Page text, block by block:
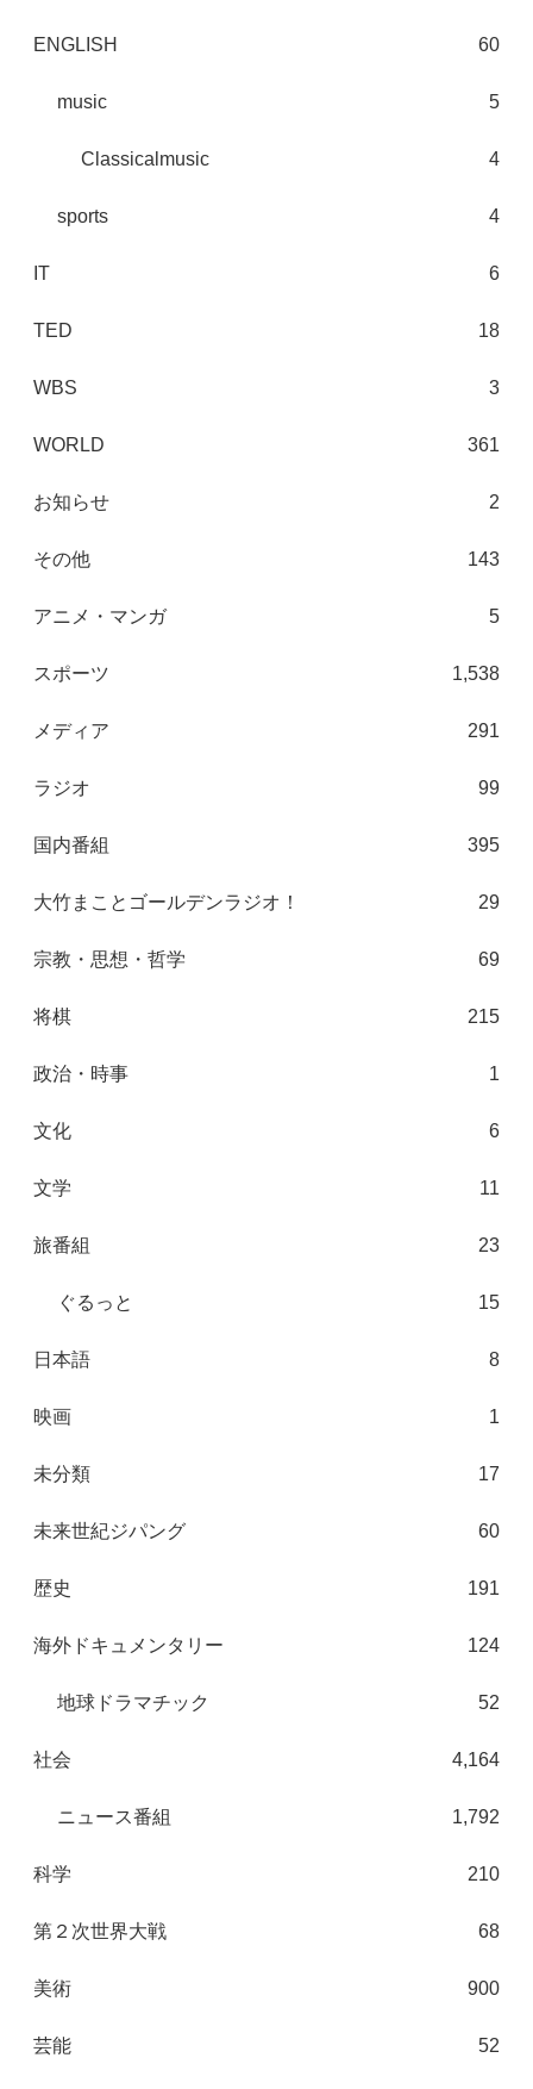
ENGLISH 60
music 5
Classicalmusic 4
sports 4
IT 6
TED 18
WBS 3
WORLD 361
お知らせ 2
その他 143
アニメ・マンガ 5
スポーツ 1,538
メディア 291
ラジオ 99
国内番組 395
大竹まことゴールデンラジオ！ 29
宗教・思想・哲学 69
将棋 215
政治・時事 1
文化 6
文学 11
旅番組 23
ぐるっと 15
日本語 8
映画 1
未分類 17
未来世紀ジパング 60
歴史 191
海外ドキュメンタリー 124
地球ドラマチック 52
社会 4,164
ニュース番組 1,792
科学 210
第２次世界大戦 68
美術 900
芸能 52